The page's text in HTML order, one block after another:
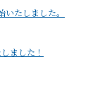
たしました。
ました！